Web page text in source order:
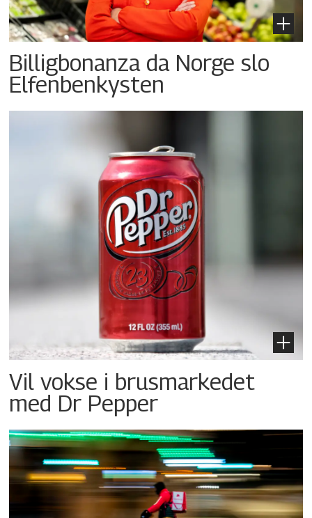
Billigbonanza da Norge slo
Elfenbenkysten
Vil vokse i brusmarkedet
med Dr Pepper